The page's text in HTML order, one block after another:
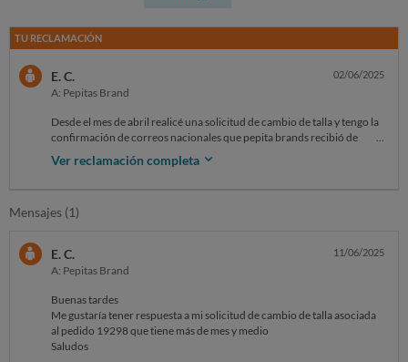
TU RECLAMACIÓN
E. C.
A: Pepitas Brand
02/06/2025
Desde el mes de abril realicé una solicitud de cambio de talla y tengo la
confirmación de correos nacionales que pepita brands recibió de
forma exitosa el paquete.
Ellos no se han puesto en contacto conmigo y ya les he escrito 4 veces
Tampoco me han realizado devolución del pago al me dio que utilicé
Ver reclamación completa
Mensajes (1)
E. C.
A: Pepitas Brand
11/06/2025
Buenas tardes
Me gustaría tener respuesta a mi solicitud de cambio de talla asociada
al pedido 19298 que tiene más de mes y medio
Saludos